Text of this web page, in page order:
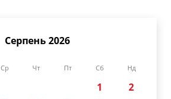
Серпень 2026
Ср Чт Пт Сб Нд
1
2